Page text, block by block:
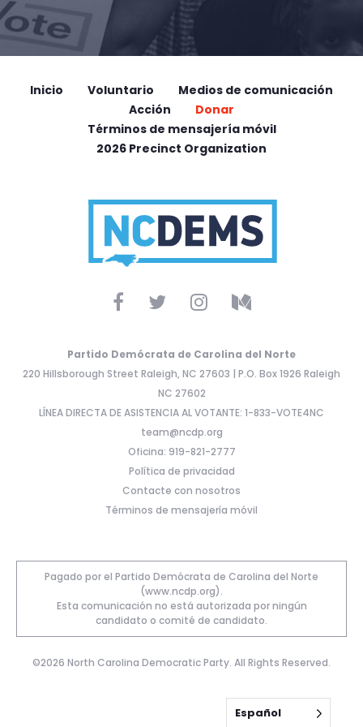
Inicio Voluntario
Medios de comunicación
Acción
Donar
Términos de mensajería móvil
2026 Precinct Organization
Partido Demócrata de Carolina del Norte
220 Hillsborough Street Raleigh, NC 27603 | P.O. Box 1926 Raleigh
NC 27602
LÍNEA DIRECTA DE ASISTENCIA AL VOTANTE: 1-833-VOTE4NC
team@ncdp.org
Oficina: 919-821-2777
Política de privacidad
Contacte con nosotros
Términos de mensajería móvil
Pagado por el Partido Demócrata de Carolina del Norte
(www.ncdp.org).
Esta comunicación no está autorizada por ningún
candidato o comité de candidato.
©2026 North Carolina Democratic Party. All Rights Reserved.
Español